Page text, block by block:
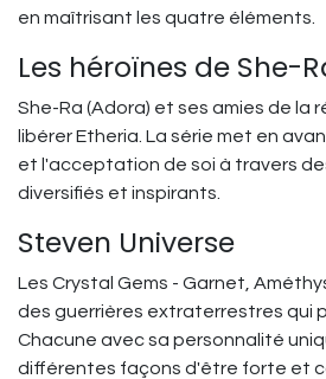
en maîtrisant les quatre éléments.
Les héroïnes de She-
She-Ra (Adora) et ses amies de la
libérer Etheria. La série met en
et l'acceptation de soi à travers
diversifiés et inspirants.
Steven Universe
Les Crystal Gems - Garnet,
des guerrières extraterrestres qui
Chacune avec sa personnalité
différentes façons d'être forte et